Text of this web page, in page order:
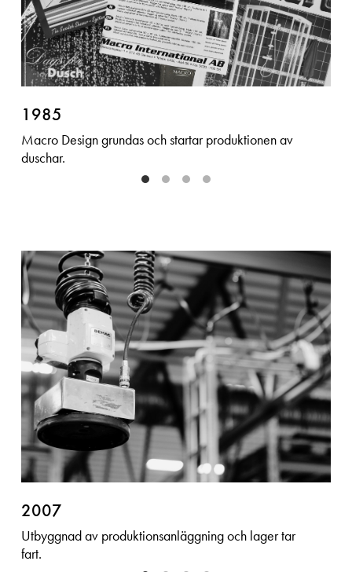
1985
Macro Design grundas och startar produktionen av
duschar.
2007
Utbyggnad av produktionsanläggning och lager tar
fart.